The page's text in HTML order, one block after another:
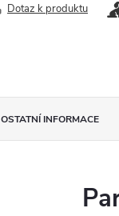
Dotaz k produktu
OSTATNÍ INFORMACE